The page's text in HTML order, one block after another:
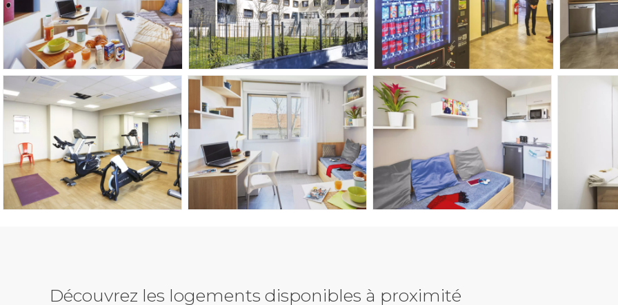
Découvrez les logements disponibles à proximité